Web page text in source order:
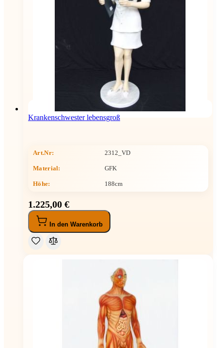
Krankenschwester lebensgroß
Art.Nr: 2312_VD
Material: GFK
Höhe: 188cm
1.225,00 €
In den Warenkorb